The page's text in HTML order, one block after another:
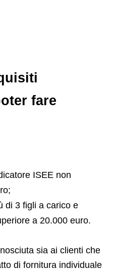
fare
ISEE non
di 3 figli a carico e
a 20.000 euro.
sia ai clienti che
di fornitura individuale